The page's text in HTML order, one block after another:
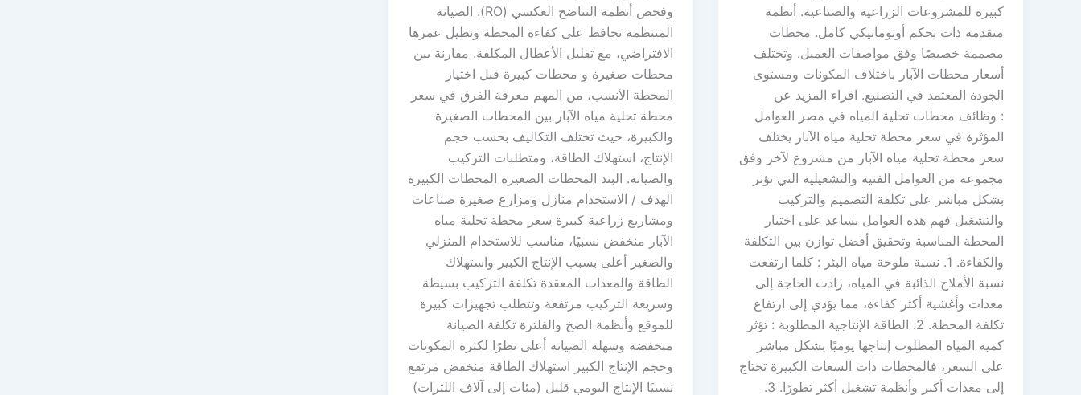
كبيرة للمشروعات الزراعية والصناعية. أنظمة
متقدمة ذات تحكم أوتوماتيكي كامل. محطات
مصممة خصيصًا وفق مواصفات العميل. وتختلف
أسعار محطات الآبار باختلاف المكونات ومستوى
الجودة المعتمد في التصنيع. اقراء المزيد عن
: وظائف محطات تحلية المياه في مصر العوامل
المؤثرة في سعر محطة تحلية مياه الآبار يختلف
سعر محطة تحلية مياه الآبار من مشروع لآخر وفق
مجموعة من العوامل الفنية والتشغيلية التي تؤثر
بشكل مباشر على تكلفة التصميم والتركيب
والتشغيل فهم هذه العوامل يساعد على اختيار
المحطة المناسبة وتحقيق أفضل توازن بين التكلفة
والكفاءة. 1. نسبة ملوحة مياه البئر : كلما ارتفعت
نسبة الأملاح الذائبة في المياه، زادت الحاجة إلى
معدات وأغشية أكثر كفاءة، مما يؤدي إلى ارتفاع
تكلفة المحطة. 2. الطاقة الإنتاجية المطلوبة : تؤثر
كمية المياه المطلوب إنتاجها يوميًا بشكل مباشر
على السعر، فالمحطات ذات السعات الكبيرة تحتاج
إلى معدات أكبر وأنظمة تشغيل أكثر تطورًا. 3.
وفحص أنظمة التناضح العكسي (RO). الصيانة
المنتظمة تحافظ على كفاءة المحطة وتطيل عمرها
الافتراضي، مع تقليل الأعطال المكلفة. مقارنة بين
محطات صغيرة و محطات كبيرة قبل اختيار
المحطة الأنسب، من المهم معرفة الفرق في سعر
محطة تحلية مياه الآبار بين المحطات الصغيرة
والكبيرة، حيث تختلف التكاليف بحسب حجم
الإنتاج، استهلاك الطاقة، ومتطلبات التركيب
والصيانة. البند المحطات الصغيرة المحطات الكبيرة
الهدف / الاستخدام منازل ومزارع صغيرة صناعات
ومشاريع زراعية كبيرة سعر محطة تحلية مياه
الآبار منخفض نسبيًا، مناسب للاستخدام المنزلي
والصغير أعلى بسبب الإنتاج الكبير واستهلاك
الطاقة والمعدات المعقدة تكلفة التركيب بسيطة
وسريعة التركيب مرتفعة وتتطلب تجهيزات كبيرة
للموقع وأنظمة الضخ والفلترة تكلفة الصيانة
منخفضة وسهلة الصيانة أعلى نظرًا لكثرة المكونات
وحجم الإنتاج الكبير استهلاك الطاقة منخفض مرتفع
نسبيًا الإنتاج اليومي قليل (مئات إلى آلاف اللترات)